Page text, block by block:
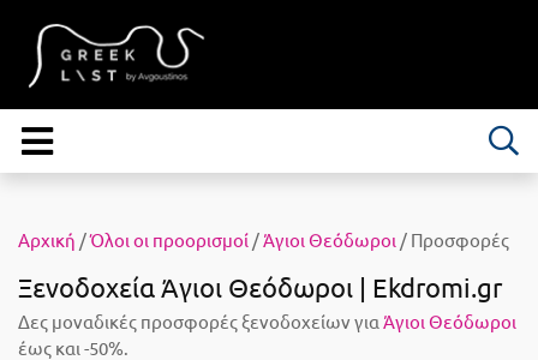
Αρχική /Όλοι οι προορισμοί /Άγιοι Θεόδωροι / Προσφορές
Ξενοδοχεία Άγιοι Θεόδωροι | Ekdromi.gr
Δες μοναδικές προσφορές ξενοδοχείων για Άγιοι Θεόδωροι
έως και -50%.